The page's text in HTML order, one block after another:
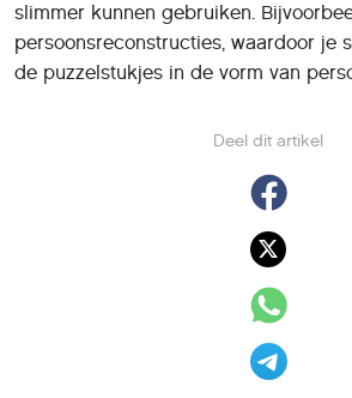
Deel dit artikel
slimmer kunnen gebruiken.
persoonsreconstructies, waardoor je
de puzzelstukjes in de vorm van